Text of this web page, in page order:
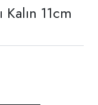
11cm